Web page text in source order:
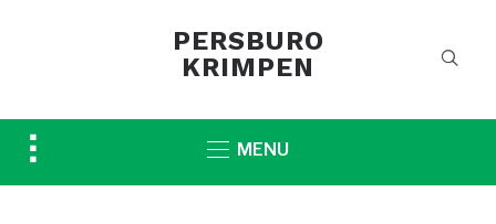
PERSBURO
KRIMPEN
Toggle
sidebar
MENU